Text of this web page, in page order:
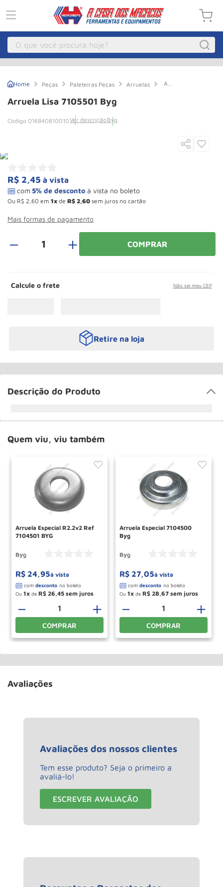
O que você procura hoje?
Peças Paleteiras Peças Arruelas
Arruela
Arruela Lisa 7105501 Byg
016840810010Ver descrição Byg
R$ 2,45 à vista
Ou R$ 2 60 em 1 de R$ 2 60 sem juros no cartão
Mais formas de pagamento
＋ COMPRAR
Calcule o frete Não sei meu CEP
Retire na loja
Descrição do Produto
Quem viu, viu também
Arruela Especial R2.2v2 Ref
7104501 BYG
Byg
R$ 24,95à vista
Ou 1 de R$ 26,45
＋
－
COMPRAR
Arruela Especial 7104500
Byg
Byg
R$ 27,05à vista
Ou 1 de R$ 28,67
＋
－
COMPRAR
Avaliações
Avaliações dos nossos clientes
Tem esse produto? Seja o primeiro a
avaliá-lo!
ESCREVER AVALIAÇÃO
Guincho Eletrico
Macaco Hidraulico
4º Macaco Jacare
7 Macaco
8º Talha